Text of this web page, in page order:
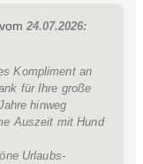
24.07.2026:
Kompliment an
für Ihre große
hinweg
Auszeit mit Hund
Urlaubs-